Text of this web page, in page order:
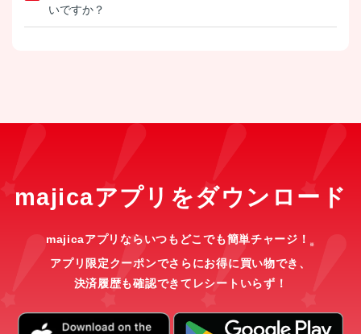
いですか？
majicaアプリをダウンロード
majicaアプリならいつもどこでも簡単チャージ！ ※
アプリ限定クーポンでさらにお得に買い物でき、
決済履歴も確認できてレシートいらず！